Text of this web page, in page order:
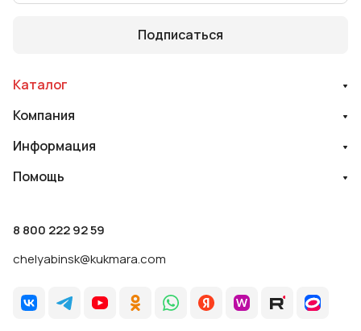
Подписаться
Каталог
Компания
Информация
Помощь
8 800 222 92 59
chelyabinsk@kukmara.com